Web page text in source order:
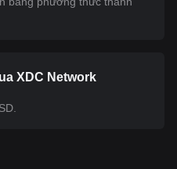
XDC Network